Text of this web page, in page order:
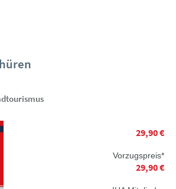
29,90 €
Vorzugspreis*
29,90 €